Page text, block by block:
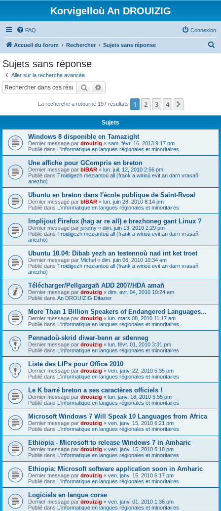
Korvigelloù An DROUIZIG
FAQ Connexion
Accueil du forum Rechercher Sujets sans réponse
c
Sujets sans réponse
Aller sur la recherche avancée
Rechercher
La recherche a retourné 197 résultats 1 2 3 4
Sujets
Windows 8 disponible en Tamazight
Dernier message par drouizig « sam. févr. 16, 2013 9:17 pm
Publié dans L'informatique en langues régionales et minoritaires
Une affiche pour GCompris en breton
Dernier message par bIBAR « lun. juil. 12, 2010 2:56 pm
Publié dans Troidigezh meziantoù all (frank a wirioù evit an darn vrasañ
anezho)
Ubuntu en breton dans l'école publique de Saint-Rvoal
Dernier message par bIBAR « lun. juin 28, 2010 8:14 pm
Publié dans L'informatique en langues régionales et minoritaires
Implijout Firefox (hag ar re all) e brezhoneg gant Linux ?
Dernier message par jeremy « dim. juin 13, 2010 2:29 pm
Publié dans Troidigezh meziantoù all (frank a wirioù evit an darn vrasañ
anezho)
Ubuntu 10.04: Dibab yezh an testennoù nad int ket troet
Dernier message par Michel « dim. juin 06, 2010 10:34 am
Publié dans Troidigezh meziantoù all (frank a wirioù evit an darn vrasañ
anezho)
Télécharger/Pellgargañ ADD 2007/HDA amañ
Dernier message par drouizig « dim. avr. 04, 2010 10:24 am
Publié dans An DROUIZIG Difazier
More Than 1 Billion Speakers of Endangered Languages...
Dernier message par drouizig « lun. mars 08, 2010 11:17 am
Publié dans L'informatique en langues régionales et minoritaires
Pennadoù-skrid diwar-benn ar stlenneg
Dernier message par drouizig « lun. févr. 01, 2010 3:31 pm
Publié dans L'informatique en langues régionales et minoritaires
Liste des LIPs pour Office 2010
Dernier message par drouizig « ven. janv. 22, 2010 5:35 pm
Publié dans L'informatique en langues régionales et minoritaires
Le K barré breton a ses caractères officiels !
Dernier message par drouizig « lun. janv. 18, 2010 5:55 pm
Publié dans L'informatique en langues régionales et minoritaires
Microsoft Windows 7 Will Speak 10 Languages from Africa
Dernier message par drouizig « ven. janv. 15, 2010 6:21 pm
Publié dans L'informatique en langues régionales et minoritaires
Ethiopia - Microsoft to release Windows 7 in Amharic
Dernier message par drouizig « ven. janv. 15, 2010 6:18 pm
Publié dans L'informatique en langues régionales et minoritaires
Ethiopia: Microsoft software application soon in Amharic
Dernier message par drouizig « ven. janv. 15, 2010 6:17 pm
Publié dans L'informatique en langues régionales et minoritaires
Logiciels en langue corse
Dernier message par drouizig « ven. janv. 01, 2010 1:36 pm
Publié dans L'informatique en langues régionales et minoritaires